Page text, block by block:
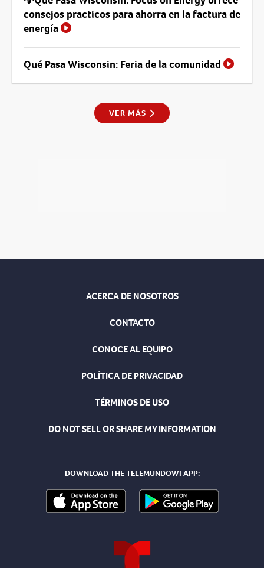
consejos practicos para ahorra en la factura de
energía
Qué Pasa Wisconsin: Feria de la comunidad
VER MÁS
ACERCA DE NOSOTROS
CONTACTO
CONOCE AL EQUIPO
POLÍTICA DE PRIVACIDAD
TÉRMINOS DE USO
DO NOT SELL OR SHARE MY INFORMATION
DOWNLOAD THE TELEMUNDOWI APP: